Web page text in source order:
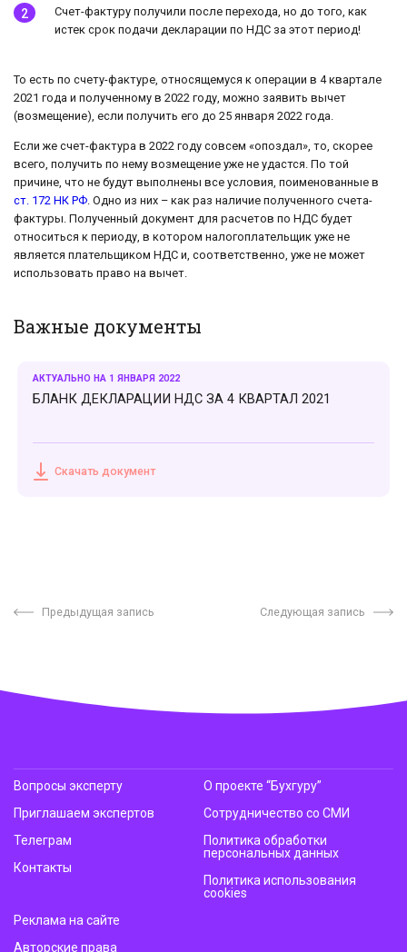
Счет-фактуру получили после перехода, но до того, как
истек срок подачи декларации по НДС за этот период!
То есть по счету-фактуре, относящемуся к операции в 4 квартале
2021 года и полученному в 2022 году, можно заявить вычет
(возмещение), если получить его до 25 января 2022 года.
Если же счет-фактура в 2022 году совсем «опоздал», то, скорее
всего, получить по нему возмещение уже не удастся. По той
причине, что не будут выполнены все условия, поименованные в
ст. 172 НК РФ . Одно из них – как раз наличие полученного счета-
фактуры. Полученный документ для расчетов по НДС будет
относиться к периоду, в котором налогоплательщик уже не
является плательщиком НДС и, соответственно, уже не может
использовать право на вычет.
Важные документы
АКТУАЛЬНО НА 1 ЯНВАРЯ 2022
БЛАНК ДЕКЛАРАЦИИ НДС ЗА 4 КВАРТАЛ 2021
Скачать документ
Предыдущая запись Следующая запись
Вопросы эксперту
Приглашаем экспертов
Телеграм
Контакты
О проекте “Бухгуру”
Сотрудничество со СМИ
Политика обработки
персональных данных
Политика использования
cookies
Реклама на сайте
Авторские права